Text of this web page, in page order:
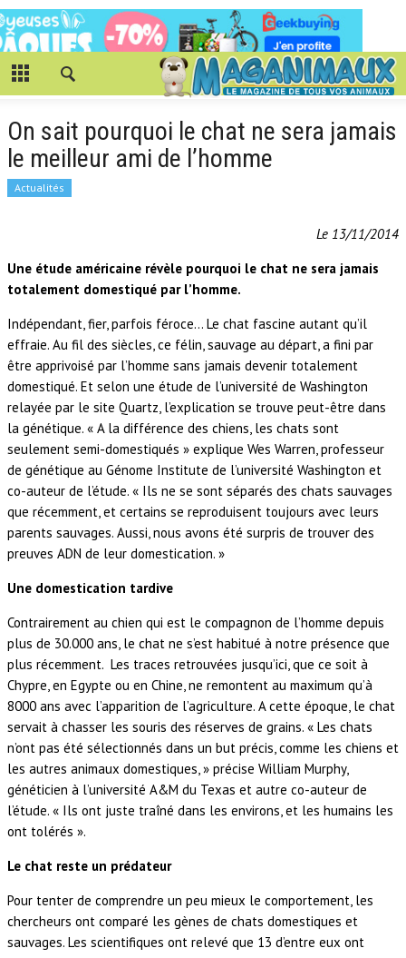
On sait pourquoi le chat ne sera jamais
le meilleur ami de l’homme
Actualités
Le 13/11/2014
Une étude américaine révèle pourquoi le chat ne sera jamais
totalement domestiqué par l’homme.
Indépendant, fier, parfois féroce… Le chat fascine autant qu’il
effraie. Au fil des siècles, ce félin, sauvage au départ, a fini par
être apprivoisé par l’homme sans jamais devenir totalement
domestiqué. Et selon une étude de l’université de Washington
relayée par le site Quartz, l’explication se trouve peut-être dans
la génétique. « A la différence des chiens, les chats sont
seulement semi-domestiqués » explique Wes Warren, professeur
de génétique au Génome Institute de l’université Washington et
co-auteur de l’étude. « Ils ne se sont séparés des chats sauvages
que récemment, et certains se reproduisent toujours avec leurs
parents sauvages. Aussi, nous avons été surpris de trouver des
preuves ADN de leur domestication. »
Une domestication tardive
Contrairement au chien qui est le compagnon de l’homme depuis
plus de 30.000 ans, le chat ne s’est habitué à notre présence que
plus récemment. Les traces retrouvées jusqu’ici, que ce soit à
Chypre, en Egypte ou en Chine, ne remontent au maximum qu’à
8000 ans avec l’apparition de l’agriculture. A cette époque, le chat
servait à chasser les souris des réserves de grains. « Les chats
n’ont pas été sélectionnés dans un but précis, comme les chiens et
les autres animaux domestiques, » précise William Murphy,
généticien à l’université A&M du Texas et autre co-auteur de
l’étude. « Ils ont juste traîné dans les environs, et les humains les
ont tolérés ».
Le chat reste un prédateur
Pour tenter de comprendre un peu mieux le comportement, les
chercheurs ont comparé les gènes de chats domestiques et
sauvages. Les scientifiques ont relevé que 13 d’entre eux ont